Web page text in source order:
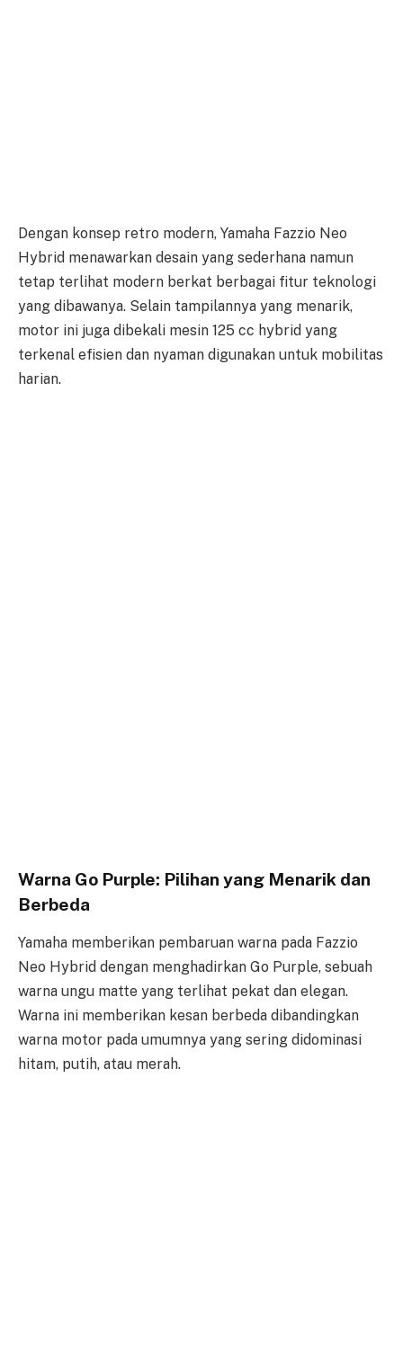
Dengan konsep retro modern, Yamaha Fazzio Neo
Hybrid menawarkan desain yang sederhana namun
tetap terlihat modern berkat berbagai fitur teknologi
yang dibawanya. Selain tampilannya yang menarik,
motor ini juga dibekali mesin 125 cc hybrid yang
terkenal efisien dan nyaman digunakan untuk mobilitas
harian.
Warna Go Purple: Pilihan yang Menarik dan
Berbeda
Yamaha memberikan pembaruan warna pada Fazzio
Neo Hybrid dengan menghadirkan Go Purple, sebuah
warna ungu matte yang terlihat pekat dan elegan.
Warna ini memberikan kesan berbeda dibandingkan
warna motor pada umumnya yang sering didominasi
hitam, putih, atau merah.